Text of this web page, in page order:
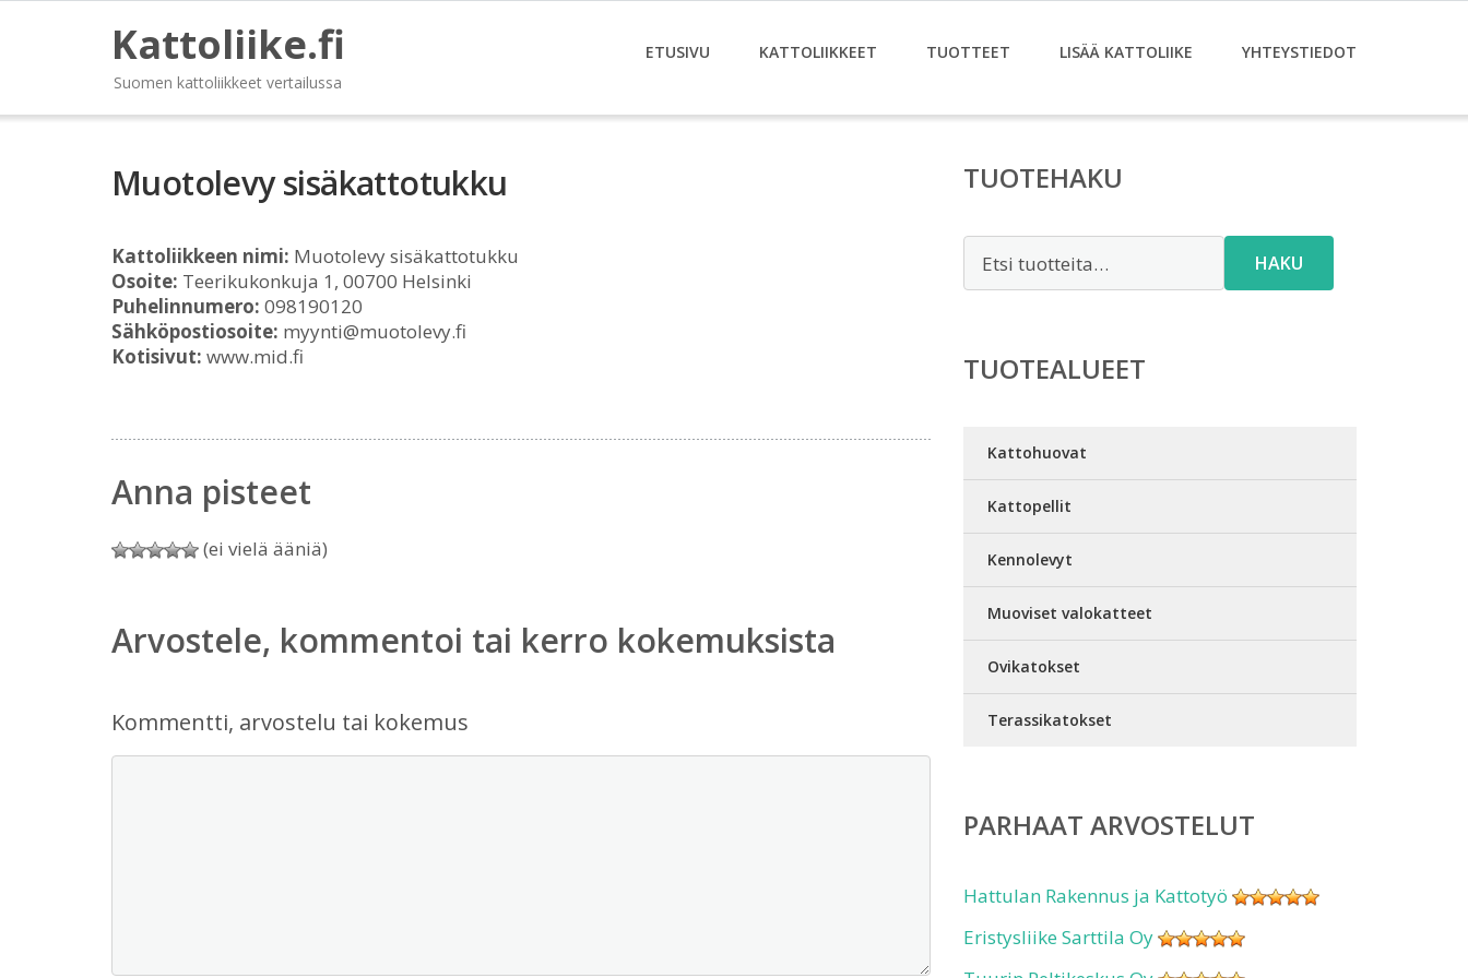
Kattoliike.fi
Suomen kattoliikkeet vertailussa
ETUSIVU KATTOLIIKKEET TUOTTEET LISÄÄ KATTOLIIKE YHTEYSTIEDOT
Muotolevy sisäkattotukku
Kattoliikkeen nimi: Muotolevy sisäkattotukku
Osoite: Teerikukonkuja 1, 00700 Helsinki
Puhelinnumero: 098190120
Sähköpostiosoite: myynti@muotolevy.fi
Kotisivut: www.mid.fi
Anna pisteet
(ei vielä ääniä)
Arvostele, kommentoi tai kerro kokemuksista
Kommentti, arvostelu tai kokemus
TUOTEHAKU
HAKU
TUOTEALUEET
Kattohuovat
Kattopellit
Kennolevyt
Muoviset valokatteet
Ovikatokset
Terassikatokset
PARHAAT ARVOSTELUT
Hattulan Rakennus ja Kattotyö
Eristysliike Sarttila Oy